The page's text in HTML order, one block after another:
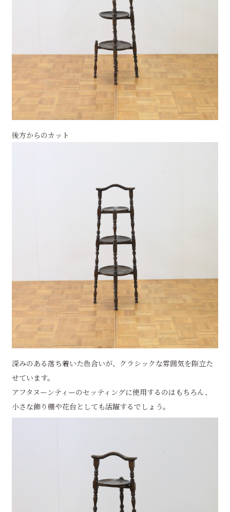
後方からのカット
深みのある落ち着いた色合いが、クラシックな雰囲気を際立た
せています。
アフタヌーンティーのセッティングに使用するのはもちろん、
小さな飾り棚や花台としても活躍するでしょう。